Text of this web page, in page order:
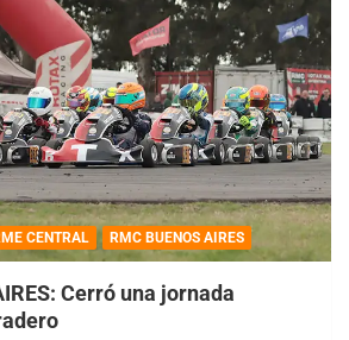
CENTRAL RMC BUENOS AIRES
Cerró una jornada